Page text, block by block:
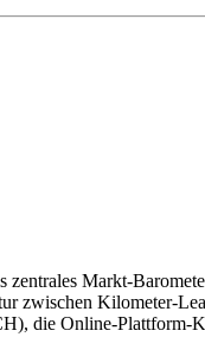
Markt-
zwischen Kilometer-
die Online-Plattform-